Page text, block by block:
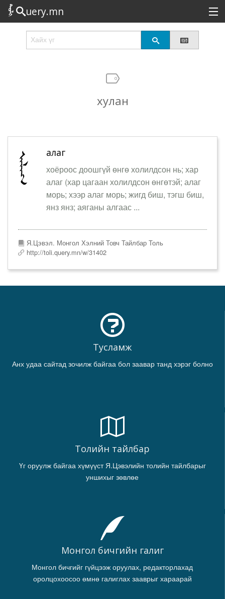
uery.mn
Сонирхолтой
хулан
алаг
хоёроос доошгүй өнгө холилдсон нь; хар
алаг (хар цагаан холилдсон өнгөтэй; алаг
морь; хээр алаг морь; жигд биш, тэгш биш,
янз янз; аяганы алгаас ...
Я.Цэвэл. Монгол Хэлний Товч Тайлбар Толь
http://toli.query.mn/w/31402
Тусламж
Анх удаа сайтад зочилж байгаа бол заавар танд хэрэг болно
Толийн тайлбар
Үг оруулж байгаа хүмүүст Я.Цэвэлийн толийн тайлбарыг
уншихыг зөвлөе
Монгол бичгийн галиг
Монгол бичгийг гүйцээж оруулах, редакторлахад
оролцохоосоо өмнө галиглах зааврыг хараарай